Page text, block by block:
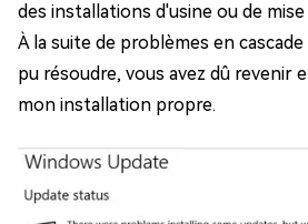
des installations d'usine ou de
À la suite de problèmes en cascade
pu résoudre, vous avez dû revenir
mon installation propre.